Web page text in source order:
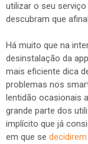
utilizar o seu
descubram que
Há muito que na
desinstalação da
mais eficiente dica
problemas nos
lentidão ocasionais
grande parte dos
implícito que já
em que se